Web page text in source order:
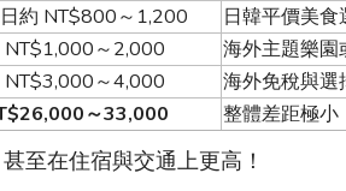
約 NT$800～ 1,200
日韓平價美食
NT$1,000～2,000
海外主題樂園
NT$3,000～4,000
海外免稅與選
～33,000 整體差距極小
至在住宿與交通上更高！